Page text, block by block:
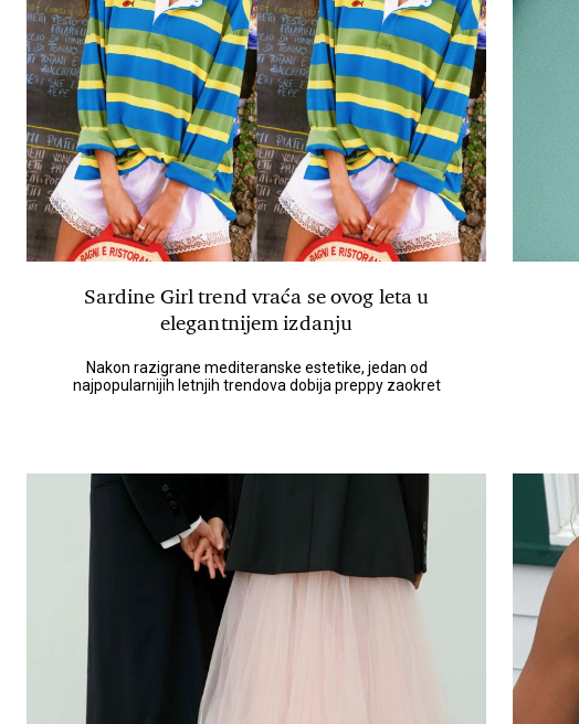
Sardine Girl trend vraća se ovog leta u
elegantnijem izdanju
Nakon razigrane mediteranske estetike, jedan od
najpopularnijih letnjih trendova dobija preppy zaokret